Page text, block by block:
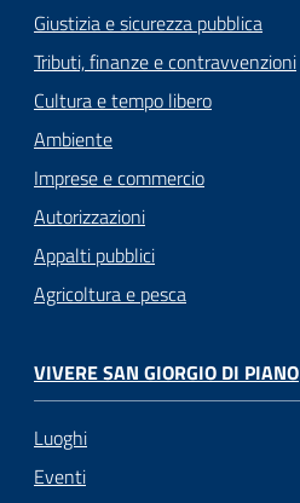
Giustizia e sicurezza pubblica
Tributi, finanze e contravvenzioni
Cultura e tempo libero
Ambiente
Imprese e commercio
Autorizzazioni
Appalti pubblici
Agricoltura e pesca
VIVERE SAN GIORGIO DI PIANO
Luoghi
Eventi